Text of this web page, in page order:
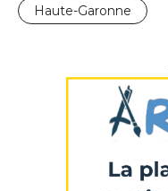
Adresse email*
Statut / Organisation
Haute-Garonne